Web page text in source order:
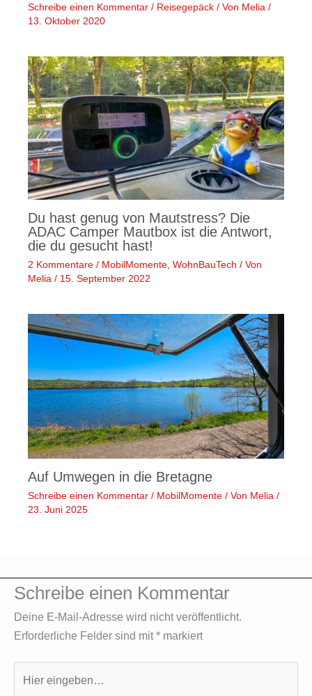
Schreibe einen Kommentar / Reisegepäck / Von Melia /
13. Oktober 2020
Du hast genug von Mautstress? Die
ADAC Camper Mautbox ist die Antwort,
die du gesucht hast!
2 Kommentare / MobilMomente, WohnBauTech / Von
Melia / 15. September 2022
Auf Umwegen in die Bretagne
Schreibe einen Kommentar / MobilMomente / Von Melia /
23. Juni 2025
Schreibe einen Kommentar
Deine E-Mail-Adresse wird nicht veröffentlicht.
Erforderliche Felder sind mit* markiert
eingeben…